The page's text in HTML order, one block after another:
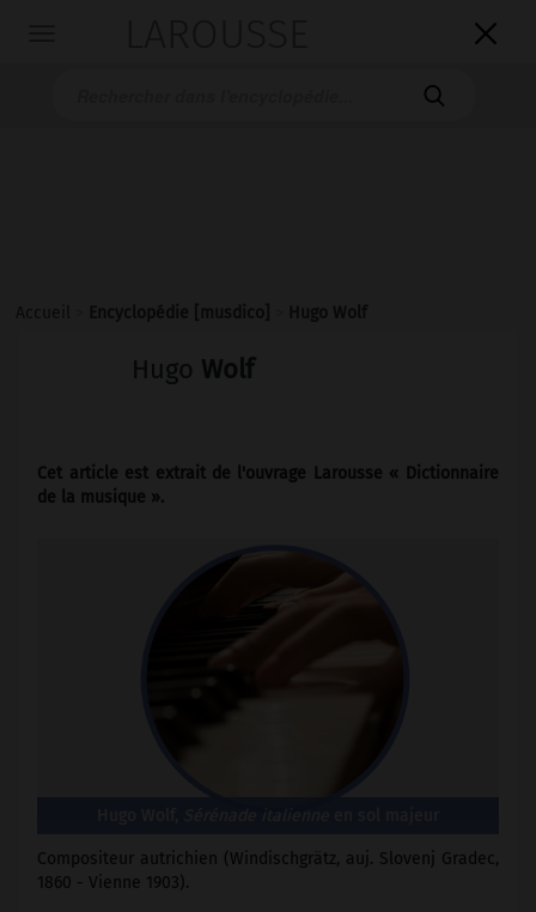


Hugo Wolf
Cet article est extrait de l'ouvrage Larousse « Dictionnaire
de la musique ».
Compositeur autrichien (Windischgrätz, auj. Slovenj Gradec,
1860 - Vienne 1903).